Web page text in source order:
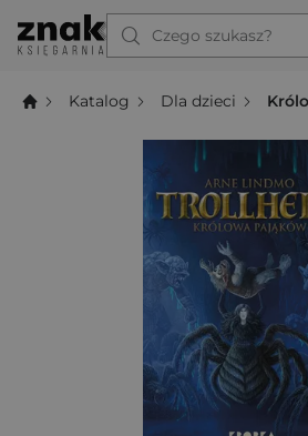
Czego szukasz?
Katalog Dla dzieci